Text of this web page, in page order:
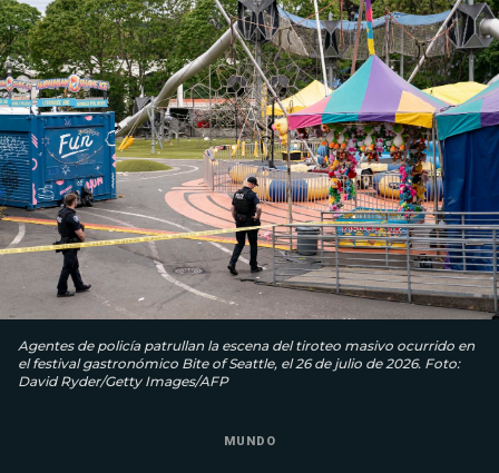
Agentes de policía patrullan la escena del tiroteo masivo ocurrido en
el festival gastronómico Bite of Seattle, el 26 de julio de 2026. Foto:
David Ryder/Getty Images/AFP
MUNDO